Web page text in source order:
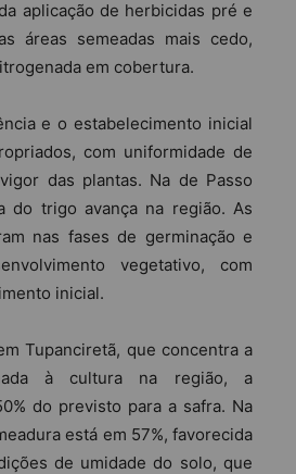
aplicação de herbicidas pré e
áreas semeadas mais cedo,
em cobertura.
e o estabelecimento inicial
com uniformidade de
das plantas. Na de Passo
do trigo avança na região. As
nas fases de germinação e
vegetativo, com
inicial.
Tupanciretã, que concentra a
à cultura na região, a
do previsto para a safra. Na
está em 57%, favorecida
de umidade do solo, que